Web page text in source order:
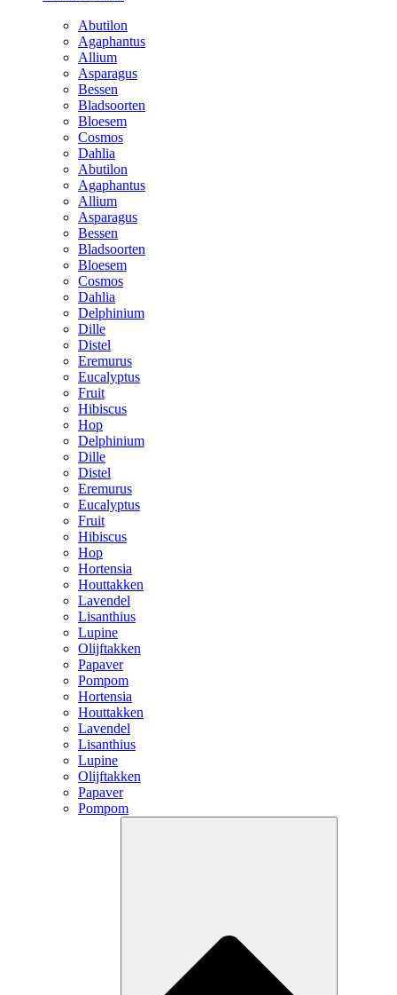
Abutilon
Agaphantus
Allium
Asparagus
Bessen
Bladsoorten
Bloesem
Cosmos
Dahlia
Abutilon
Agaphantus
Allium
Asparagus
Bessen
Bladsoorten
Bloesem
Cosmos
Dahlia
Delphinium
Dille
Distel
Eremurus
Eucalyptus
Fruit
Hibiscus
Hop
Delphinium
Dille
Distel
Eremurus
Eucalyptus
Fruit
Hibiscus
Hop
Hortensia
Houttakken
Lavendel
Lisanthius
Lupine
Olijftakken
Papaver
Pompom
Hortensia
Houttakken
Lavendel
Lisanthius
Lupine
Olijftakken
Papaver
Pompom